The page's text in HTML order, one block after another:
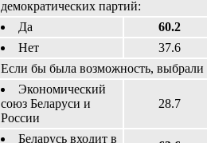
демократических партий:
Да
60.2
Нет
37.6
Если бы была возможность, выбрали
Экономический
союз Беларуси и
России
28.7
Беларусь входит в